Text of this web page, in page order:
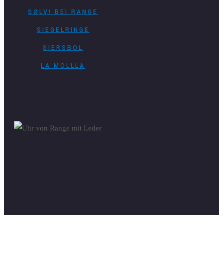
SØLV! BEI RANGE
SIEGELRINGE
SIERSBOL
LA MOLLLA